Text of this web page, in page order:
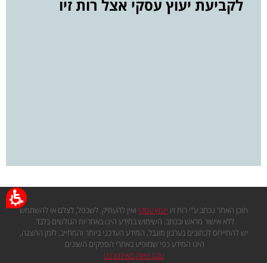
לקביעת יעוץ עסקי אצל רות זיו
תוכן האתר נכתב ע"י רות זיו ייעוץ עסקי ואין להעתיק, לשכפל, לצלם או להשתמש
ללא אישור מראש ובכתב. השימוש במידע הינו באחריות הגולשים בלבד.
יש להתייחס לכתובים בערבון מוגבל, המידע העדכני ביותר והמחייב, לזמן ההצגה,
הינו המידע כפי שמופיע באתרי הספקים השונים.
עגם שיווק באינטרנט